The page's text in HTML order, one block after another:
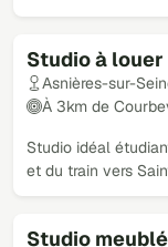
Studio à louer
Asnières-sur-
À 3km de
Studio idéal
et du train vers
Studio